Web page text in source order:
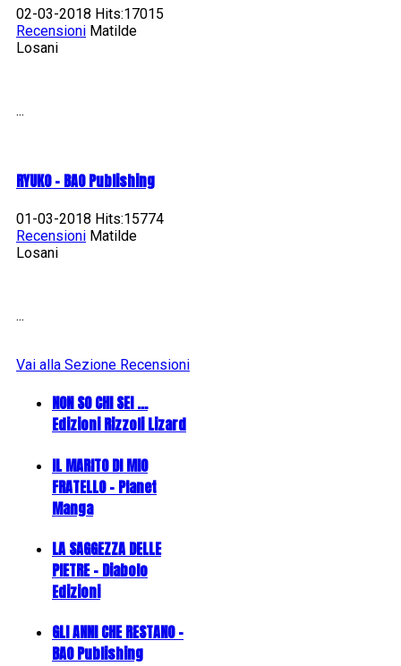
02-03-2018 Hits:17015
Recensioni Matilde
Losani
...
RYUKO - BAO Publishing
01-03-2018 Hits:15774
Recensioni Matilde
Losani
...
Vai alla Sezione Recensioni
NON SO CHI SEI ...
Edizioni Rizzoli Lizard
IL MARITO DI MIO
FRATELLO - Planet
Manga
LA SAGGEZZA DELLE
PIETRE - Diabolo
Edizioni
GLI ANNI CHE RESTANO -
BAO Publishing